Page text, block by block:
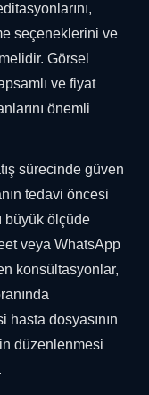
seçeneklerini ve
Görsel
ve fiyat
önemli
sürecinde güven
tedavi öncesi
büyük ölçüde
veya WhatsApp
konsültasyonlar,
hasta dosyasının
düzenlenmesi